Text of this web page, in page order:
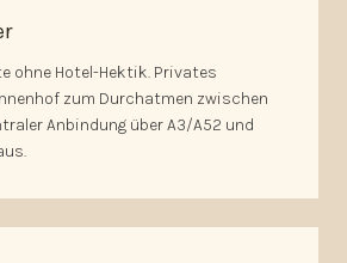
ohne Hotel-Hektik. Privates
zum Durchatmen zwischen
Anbindung über A3/A52 und